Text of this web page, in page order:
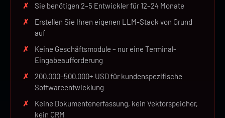
Sie benötigen 2–5 Entwickler für 12–24 Monate
Erstellen Sie Ihren eigenen LLM-Stack von Grund
auf
Keine Geschäftsmodule – nur eine Terminal-
Eingabeaufforderung
200.000–500.000+ USD für kundenspezifische
Softwareentwicklung
Keine Dokumentenerfassung, kein Vektorspeicher,
kein CRM